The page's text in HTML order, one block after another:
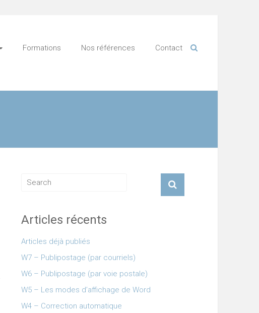
Formations Nos références Contact
Articles récents
Articles déjà publiés
W7 – Publipostage (par courriels)
W6 – Publipostage (par voie postale)
W5 – Les modes d’affichage de Word
W4 – Correction automatique